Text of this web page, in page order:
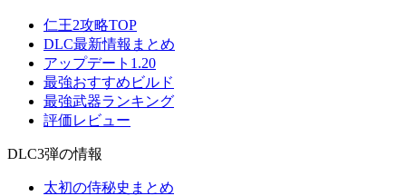
仁王2攻略TOP
DLC最新情報まとめ
アップデート1.20
最強おすすめビルド
最強武器ランキング
評価レビュー
DLC3弾の情報
太初の侍秘史まとめ